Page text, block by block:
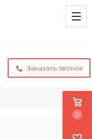
Заказать звонок
0